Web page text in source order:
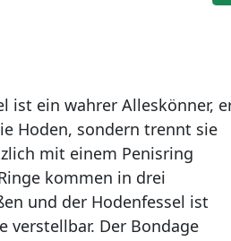
ist ein wahrer Alleskönner,
Hoden, sondern trennt sie
mit einem Penisring
kommen in drei
und der Hodenfessel ist
verstellbar. Der Bondage